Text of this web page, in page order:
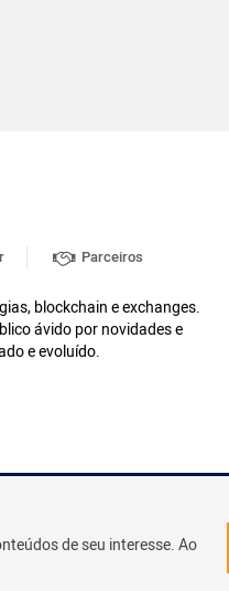
Parceiros
blockchain e exchanges.
ávido por novidades e
e evoluído.
de seu interesse. Ao